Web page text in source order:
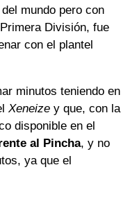
mundo pero con
División, fue
con el plantel
minutos teniendo en
Xeneize y que, con la
disponible en el
al Pincha, y no
ya que el